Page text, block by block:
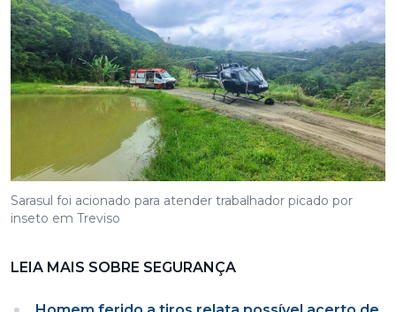
Sarasul foi acionado para atender trabalhador picado por
inseto em Treviso
LEIA MAIS SOBRE SEGURANÇA